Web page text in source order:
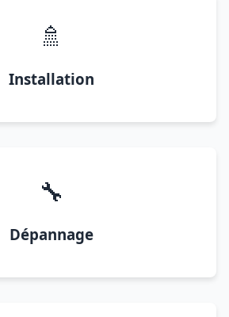
🚿
Installation
🔧
Dépannage